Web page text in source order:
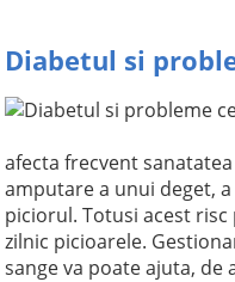
Diabetul si
afecta frecvent
amputare a unui deget,
piciorul. Totusi acest
zilnic picioarele.
sange va poate ajuta, de